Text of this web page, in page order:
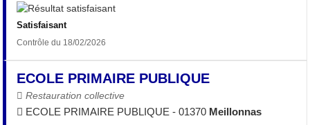
Satisfaisant
Contrôle du 18/02/2026
ECOLE PRIMAIRE PUBLIQUE
Restauration collective
ECOLE PRIMAIRE PUBLIQUE - 01370 Meillonnas